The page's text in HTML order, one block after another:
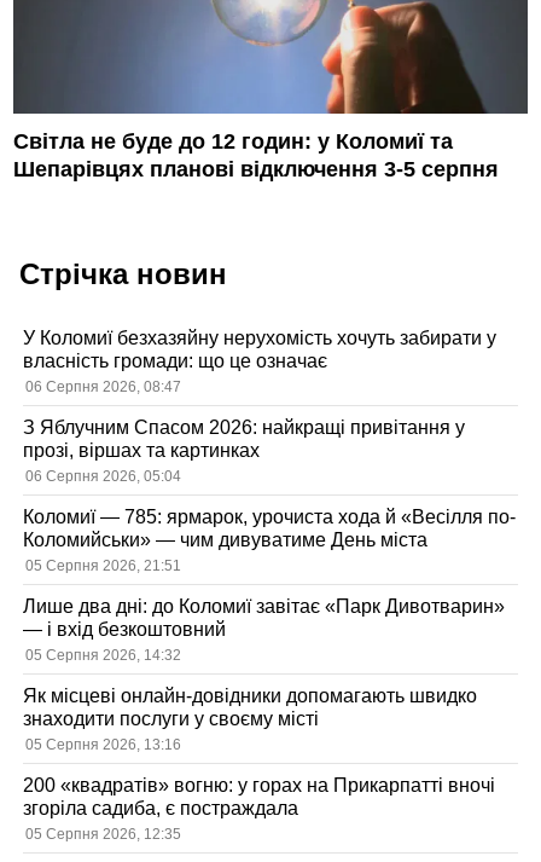
Світла не буде до 12 годин: у Коломиї та
Шепарівцях планові відключення 3-5 серпня
Стрічка новин
У Коломиї безхазяйну нерухомість хочуть забирати у
власність громади: що це означає
06 Серпня 2026, 08:47
З Яблучним Спасом 2026: найкращі привітання у
прозі, віршах та картинках
06 Серпня 2026, 05:04
Коломиї — 785: ярмарок, урочиста хода й «Весілля по-
Коломийськи» — чим дивуватиме День міста
05 Серпня 2026, 21:51
Лише два дні: до Коломиї завітає «Парк Дивотварин»
— і вхід безкоштовний
05 Серпня 2026, 14:32
Як місцеві онлайн-довідники допомагають швидко
знаходити послуги у своєму місті
05 Серпня 2026, 13:16
200 «квадратів» вогню: у горах на Прикарпатті вночі
згоріла садиба, є постраждала
05 Серпня 2026, 12:35